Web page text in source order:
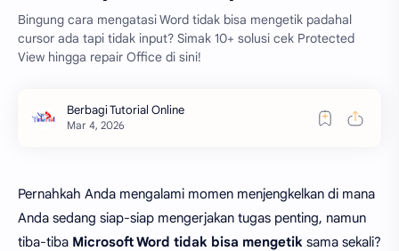
Bingung cara mengatasi Word tidak bisa mengetik padahal
cursor ada tapi tidak input? Simak 10+ solusi cek Protected
View hingga repair Office di sini!
Pernahkah Anda mengalami momen menjengkelkan di mana
Anda sedang siap-siap mengerjakan tugas penting, namun
tiba-tiba Microsoft Word tidak bisa mengetik sama sekali?